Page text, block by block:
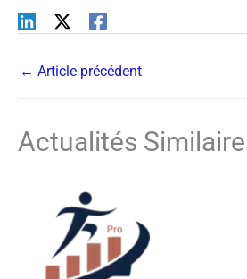
← Article précédent
Actualités